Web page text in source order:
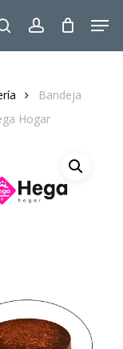
searchaccount
Bandeja
Hogar